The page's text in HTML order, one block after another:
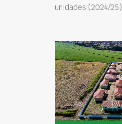
unidades (2024/25)